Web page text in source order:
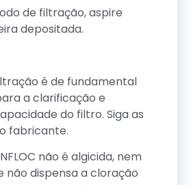
de filtração, aspire
depositada.
é de fundamental
a clarificação e
do filtro. Siga as
fabricante.
não é algicida, nem
não dispensa a cloração